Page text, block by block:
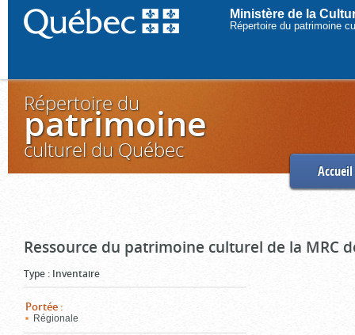
Ministère de la
Répertoire du patrimoine
Répertoire du
patrimoine
culturel du Québec
Accueil
Ressource du patrimoine culturel de la MRC
Type : Inventaire
Portée :
Régionale